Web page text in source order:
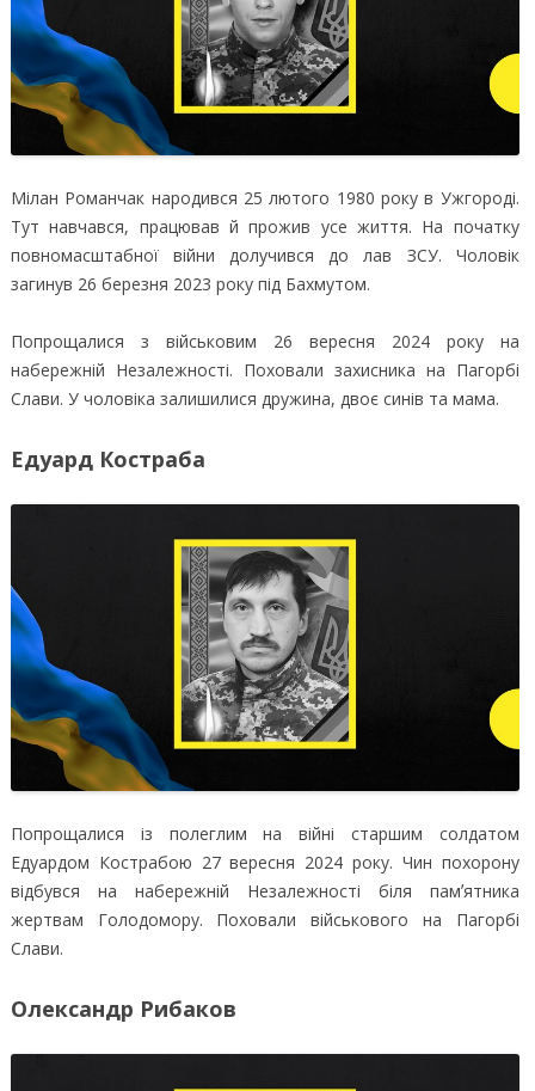
Мілан Романчак народився 25 лютого 1980 року в Ужгороді.
Тут навчався, працював й прожив усе життя. На початку
повномасштабної війни долучився до лав ЗСУ. Чоловік
загинув 26 березня 2023 року під Бахмутом.
Попрощалися з військовим 26 вересня 2024 року на
набережній Незалежності. Поховали захисника на Пагорбі
Слави. У чоловіка залишилися дружина, двоє синів та мама.
Едуард Костраба
Попрощалися із полеглим на війні старшим солдатом
Едуардом Кострабою 27 вересня 2024 року. Чин похорону
відбувся на набережній Незалежності біля памʼятника
жертвам Голодомору. Поховали військового на Пагорбі
Слави.
Олександр Рибаков